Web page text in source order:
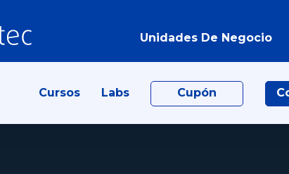
Unidades De Negocio
Cursos Labs Cupón